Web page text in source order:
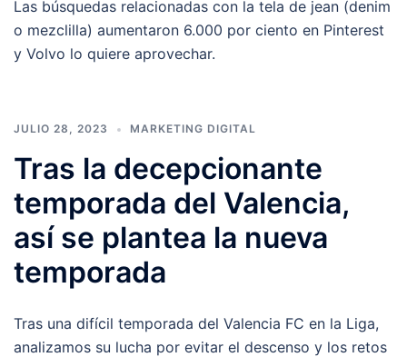
Las búsquedas relacionadas con la tela de jean (denim
o mezclilla) aumentaron 6.000 por ciento en Pinterest
y Volvo lo quiere aprovechar.
JULIO 28, 2023 MARKETING DIGITAL
Tras la decepcionante
temporada del Valencia,
así se plantea la nueva
temporada
Tras una difícil temporada del Valencia FC en la Liga,
analizamos su lucha por evitar el descenso y los retos